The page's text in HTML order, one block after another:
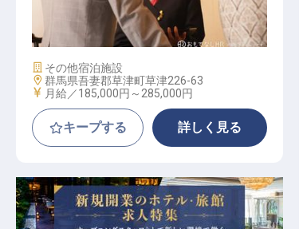
ホテルスタッフ
施設業態
その他宿泊施設
勤務地
群馬県吾妻郡草津町草津226-63
給与
月給／185,000円～ 285,000円
キープする 詳しく見る